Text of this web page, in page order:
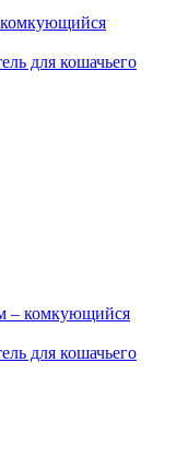
для кошачьего
– комкующийся
для кошачьего